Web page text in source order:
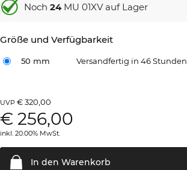
Noch24MU 01XV auf Lager
Größe und Verfügbarkeit
50 mm Versandfertig in 46 Stunden
UVP€ 320,00
€256,00
inkl. 20.00% MwSt.
In den Warenkorb